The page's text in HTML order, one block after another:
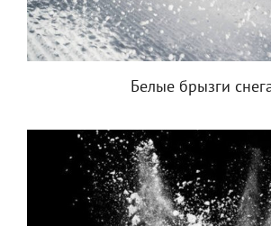
Белые брызги